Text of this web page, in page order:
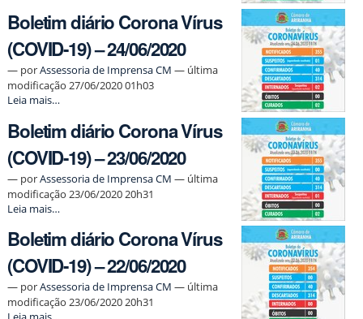
Corona
Vírus
(COVID-
19)
–
25/06/2020
-
Boletim diário Corona Vírus
(COVID-19) – 24/06/2020
— porAssessoria de Imprensa CM — última
modificação 27/06/2020 01h03
Boletim
Corona
Vírus
(COVID-
19)
–
24/06/2020
-
Leia mais…
Boletim diário Corona Vírus
(COVID-19) – 23/06/2020
— porAssessoria de Imprensa CM — última
modificação 23/06/2020 20h31
Boletim
Corona
Vírus
(COVID-
19)
–
23/06/2020
Leia mais…
Boletim diário Corona Vírus
(COVID-19) – 22/06/2020
— porAssessoria de Imprensa CM — última
modificação 23/06/2020 20h31
Boletim